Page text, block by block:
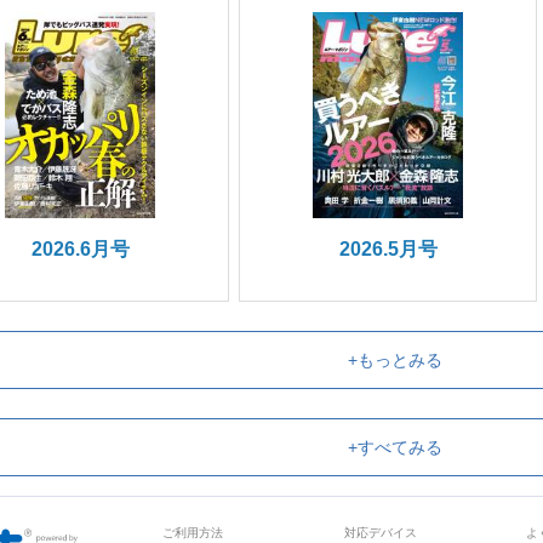
2026.6月号 2026.5月号
+もっとみる
+すべてみる
ご利用方法 対応デバイス よ